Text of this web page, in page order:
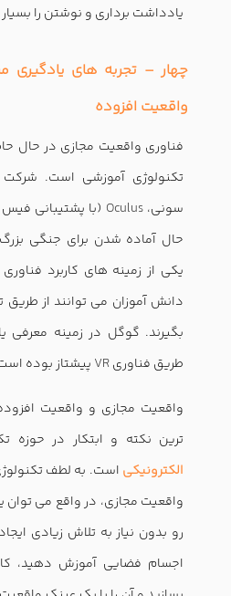
یادداشت برداری و نوشتن را
چهار – تجربه های یادگیری
واقعیت افزوده
فناوری واقعیت مجازی در حال
تکنولوژی آموزشی است.
سونی،Oculus (با پشتیبانی
حال آماده شدن برای جنگی
یکی از زمینه های کاربرد فناوری
دانش آموزان می توانند از طریق
بگیرند. گوگل در زمینه معرفی
طریق فناوریVR پیشتاز بوده
واقعیت مجازی و واقعیت
ترین نکته و ابتکار در حوزه
الکترونیکی است. به لطف
واقعیت مجازی، در واقع می توان
رو بدون نیاز به تلاش زیادی
اجسام فضایی آموزش دهید،